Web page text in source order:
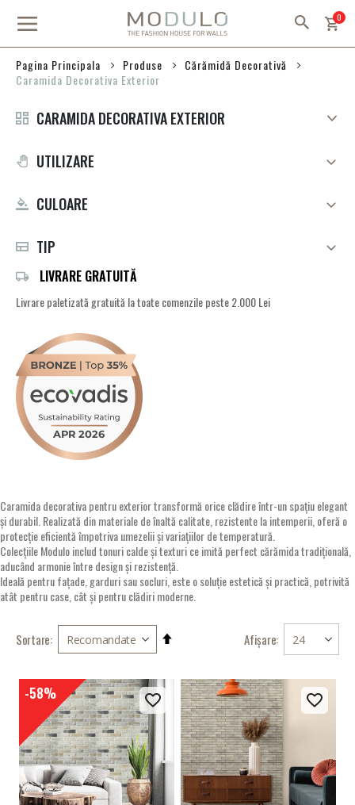
0
Pagina Principala Produse
Cărămidă Decorativă
Caramida Decorativa Exterior
Caramida decorativa pentru exterior transformă orice clădire într-un spațiu elegant
și durabil. Realizată din materiale de înaltă calitate, rezistente la intemperii, oferă o
protecție eficientă împotriva umezelii și variațiilor de temperatură.
Colecțiile Modulo includ tonuri calde și texturi ce imită perfect cărămida tradițională,
aducând armonie între design și rezistență.
Ideală pentru fațade, garduri sau socluri, este o soluție estetică și practică, potrivită
atât pentru case, cât și pentru clădiri moderne.
Sortare
Setati
Afișare
-58%
CARAMIDA DECORATIVA EXTERIOR
UTILIZARE
CULOARE
TIP
LIVRARE GRATUITĂ
Livrare paletizată gratuită la toate comenzile peste 2.000 Lei